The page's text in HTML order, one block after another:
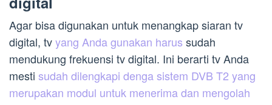
Agar bisa digunakan untuk menangkap siaran tv
digital, tvyang Anda gunakan harus sudah
mendukung frekuensi tv digital. Ini berarti tv Anda
mesti sudah dilengkapi denga sistem DVB T2 yang
merupakan modul untuk menerima dan mengolah